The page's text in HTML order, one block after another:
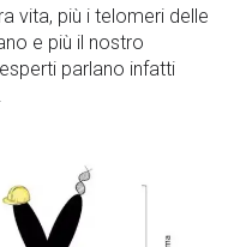
vita, più i telomeri delle
e più il nostro
parlano infatti